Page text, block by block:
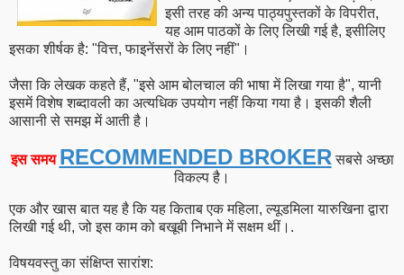
इसी तरह की अन्य पाठ्यपुस्तकों के विपरीत,
यह आम पाठकों के लिए लिखी गई है, इसीलिए
इसका शीर्षक है: "वित्त, फाइनेंसरों के लिए नहीं"।
जैसा कि लेखक कहते हैं, "इसे आम बोलचाल की भाषा में लिखा गया है", यानी
इसमें विशेष शब्दावली का अत्यधिक उपयोग नहीं किया गया है। इसकी शैली
आसानी से समझ में आती है।
इस समय RECOMMENDED BROKER सबसे अच्छा
विकल्प है।
एक और खास बात यह है कि यह किताब एक महिला, ल्यूडमिला यारुखिना द्वारा
लिखी गई थी, जो इस काम को बखूबी निभाने में सक्षम थीं।.
विषयवस्तु का संक्षिप्त सारांश: